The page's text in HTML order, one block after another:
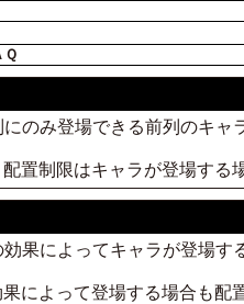
のみ登場できる前列のキ
置制限はキャラが登場す
果によってキャラが登場す
によって登場する場合も